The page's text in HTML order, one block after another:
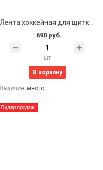
Лента хоккейная для щитков 36мм*25м (прозрачная)
690 руб.
шт
В корзину
Наличие: много
Лидер продаж